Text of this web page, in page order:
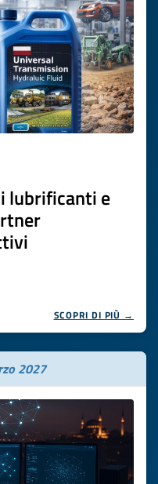
lubrificanti e
SCOPRI DI PIÙ →
2027